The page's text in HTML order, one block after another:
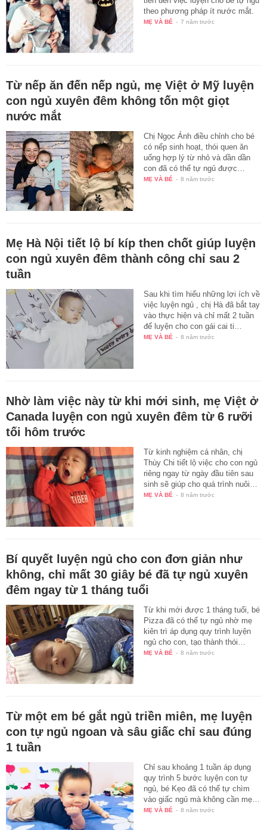
theo phương pháp ít nước mắt.
MẸ VÀ BÉ - 7 năm trước
Từ nếp ăn đến nếp ngủ, mẹ Việt ở Mỹ luyện
con ngủ xuyên đêm không tốn một giọt
nước mắt
Chị Ngọc Ánh điều chỉnh cho bé
có nếp sinh hoạt, thói quen ăn
uống hợp lý từ nhỏ và dần dần
con đã có thể tự ngủ được…
MẸ VÀ BÉ - 8 năm trước
Mẹ Hà Nội tiết lộ bí kíp then chốt giúp luyện
con ngủ xuyên đêm thành công chỉ sau 2
tuần
Sau khi tìm hiểu những lợi ích về
việc luyện ngủ , chị Hà đã bắt tay
vào thực hiện và chỉ mất 2 tuần
để luyện cho con gái cai ti…
MẸ VÀ BÉ - 8 năm trước
Nhờ làm việc này từ khi mới sinh, mẹ Việt ở
Canada luyện con ngủ xuyên đêm từ 6 rưỡi
tối hôm trước
Từ kinh nghiệm cá nhân, chị
Thùy Chi tiết lộ việc cho con ngủ
riêng ngay từ ngày đầu tiên sau
sinh sẽ giúp cho quá trình nuôi…
MẸ VÀ BÉ - 8 năm trước
Bí quyết luyện ngủ cho con đơn giản như
không, chỉ mất 30 giây bé đã tự ngủ xuyên
đêm ngay từ 1 tháng tuổi
Từ khi mới được 1 tháng tuổi, bé
Pizza đã có thể tự ngủ nhờ mẹ
kiên trì áp dụng quy trình luyện
ngủ cho con, tạo thành thói…
MẸ VÀ BÉ - 8 năm trước
Từ một em bé gắt ngủ triền miên, mẹ luyện
con tự ngủ ngoan và sâu giấc chỉ sau đúng
1 tuần
Chỉ sau khoảng 1 tuần áp dụng
quy trình 5 bước luyện con tự
ngủ, bé Kẹo đã có thể tự chìm
vào giấc ngủ mà không cần mẹ…
MẸ VÀ BÉ - 8 năm trước